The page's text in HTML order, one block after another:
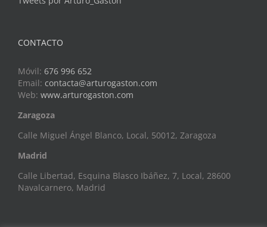
CONTACTO
Móvil: 676 996 652
Email: contacta@arturogaston.com
Web: www.arturogaston.com
Zaragoza
Calle Miguel Ángel Blanco, Local, 50012, Zaragoza
Madrid
Calle Libertad, Esquina Blasco Ibáñez, 7, Local, 28600
Navalcarnero, Madrid